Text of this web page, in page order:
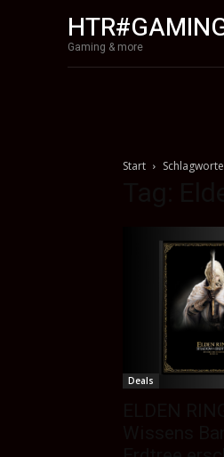
Gaming & more
Start Schlagworte
Deals